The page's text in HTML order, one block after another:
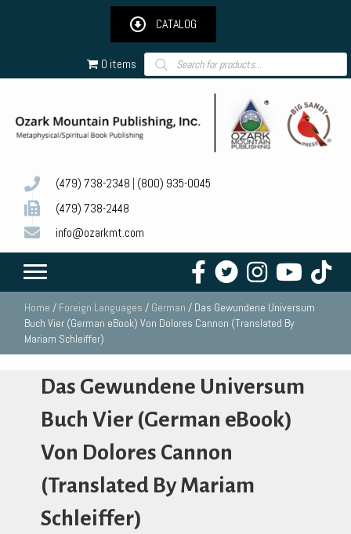
CATALOG
0 items Products
search
(479) 738-2348 (800) 935-0045
(479) 738-2448
info@ozarkmt.com
Home / Foreign Languages / German / Das Gewundene Universum
Buch Vier (German eBook) Von Dolores Cannon (Translated By
Mariam Schleiffer)
Das Gewundene Universum
Buch Vier (German eBook)
Von Dolores Cannon
(Translated By Mariam
Schleiffer)